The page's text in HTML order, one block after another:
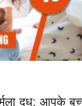
दूध: आपके